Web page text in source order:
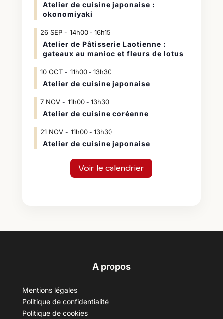
Atelier de cuisine japonaise :
okonomiyaki
26 SEP 14h00- 16h15
Atelier de Pâtisserie Laotienne :
gateaux au manioc et fleurs de lotus
10 OCT 11h00- 13h30
Atelier de cuisine japonaise
7 NOV 11h00- 13h30
Atelier de cuisine coréenne
21 NOV 11h00- 13h30
Atelier de cuisine japonaise
Voir le calendrier
A propos
Mentions légales
Politique de confidentialité
Politique de cookies